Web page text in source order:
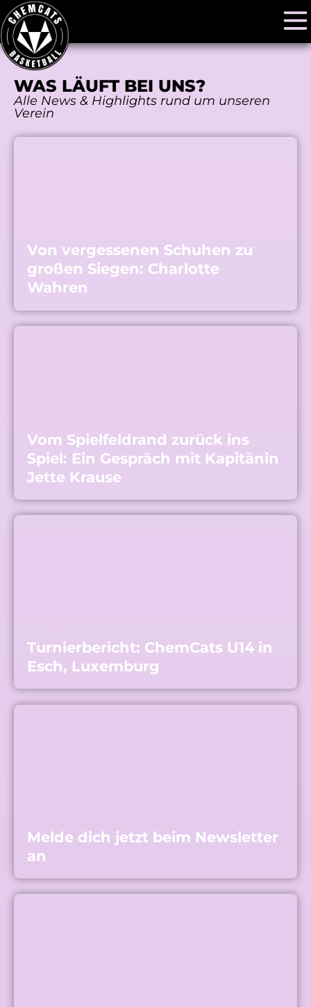
WAS LÄUFT BEI UNS?
Alle News & Highlights rund um unseren
Verein
Von vergessenen Schuhen zu
großen Siegen: Charlotte
Wahren
Vom Spielfeldrand zurück ins
Spiel: Ein Gespräch mit Kapitänin
Jette Krause
Turnierbericht: ChemCats U14 in
Esch, Luxemburg
Melde dich jetzt beim Newsletter
an